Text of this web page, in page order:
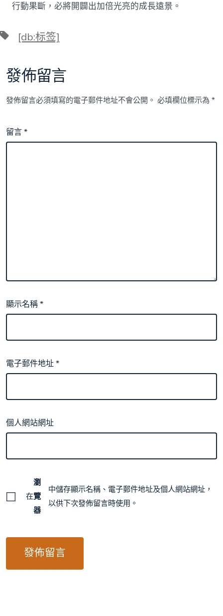
行動果斷，必將開闢出加倍光亮的成長遠景。
標 [db:标签]
發佈留言
發佈留言必須填寫的電子郵件地址不會公開。 必填欄位標示為*
留言*
顯示名稱*
電子郵件地址*
個人網站網址
在
瀏
覽
器
中儲存顯示名稱、電子郵件地址及個人網站網址，
以供下次發佈留言時使用。